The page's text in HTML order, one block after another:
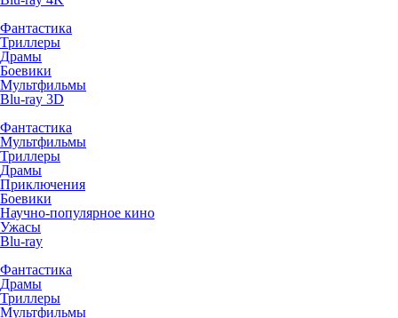
Фантастика
Триллеры
Драмы
Боевики
Мультфильмы
Blu-ray 3D
Фантастика
Мультфильмы
Триллеры
Драмы
Приключения
Боевики
Научно-популярное кино
Ужасы
Blu-ray
Фантастика
Драмы
Триллеры
Мультфильмы